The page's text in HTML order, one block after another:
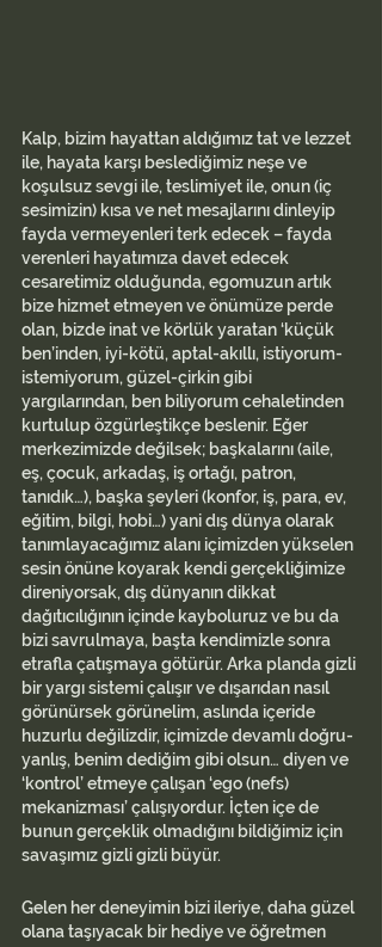
Kalp, bizim hayattan aldığımız tat ve lezzet
ile, hayata karşı beslediğimiz neşe ve
koşulsuz sevgi ile, teslimiyet ile, onun (iç
sesimizin) kısa ve net mesajlarını dinleyip
fayda vermeyenleri terk edecek – fayda
verenleri hayatımıza davet edecek
cesaretimiz olduğunda, egomuzun artık
bize hizmet etmeyen ve önümüze perde
olan, bizde inat ve körlük yaratan ‘küçük
ben’inden, iyi-kötü, aptal-akıllı, istiyorum-
istemiyorum, güzel-çirkin gibi
yargılarından, ben biliyorum cehaletinden
kurtulup özgürleştikçe beslenir. Eğer
merkezimizde değilsek; başkalarını (aile,
eş, çocuk, arkadaş, iş ortağı, patron,
tanıdık…), başka şeyleri (konfor, iş, para, ev,
eğitim, bilgi, hobi…) yani dış dünya olarak
tanımlayacağımız alanı içimizden yükselen
sesin önüne koyarak kendi gerçekliğimize
direniyorsak, dış dünyanın dikkat
dağıtıcılığının içinde kayboluruz ve bu da
bizi savrulmaya, başta kendimizle sonra
etrafla çatışmaya götürür. Arka planda gizli
bir yargı sistemi çalışır ve dışarıdan nasıl
görünürsek görünelim, aslında içeride
huzurlu değilizdir, içimizde devamlı doğru-
yanlış, benim dediğim gibi olsun… diyen ve
‘kontrol’ etmeye çalışan ‘ego (nefs)
mekanizması’ çalışıyordur. İçten içe de
bunun gerçeklik olmadığını bildiğimiz için
savaşımız gizli gizli büyür.
Gelen her deneyimin bizi ileriye, daha güzel
olana taşıyacak bir hediye ve öğretmen